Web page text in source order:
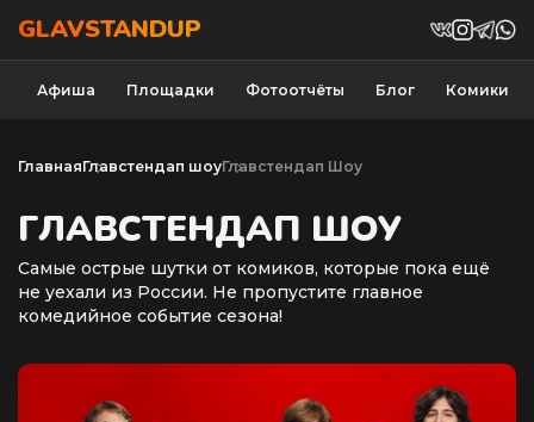
GLAVSTANDUP
Афиша Площадки Фотоотчёты Блог Комики
ГлавнаяГлавстендап шоуГлавстендап Шоу
ГЛАВСТЕНДАП ШОУ
Самые острые шутки от комиков, которые пока ещё
не уехали из России. Не пропустите главное
комедийное событие сезона!